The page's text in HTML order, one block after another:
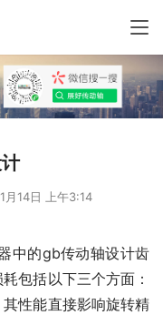
月14日 上午3:14
中的gb传动轴设计齿
包括以下三个方面：
性能直接影响旋转精